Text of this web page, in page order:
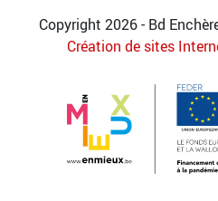
Copyright 2026 - Bd
Création de sites